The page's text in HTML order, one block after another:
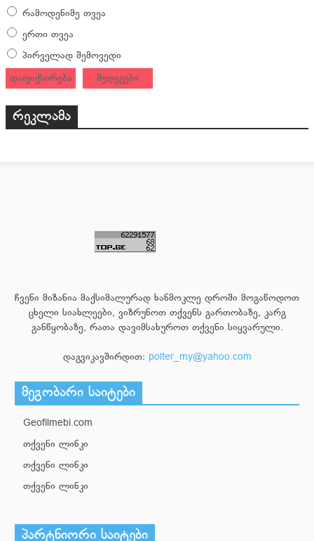
რამოდენიმე თვეა
ერთი თვეა
პირველად შემოვედი
დაფიქსირება
შედეგები
რეკლამა
ჩვენი მიზანია მაქსიმალურად ხანმოკლე დროში მოგაწოდოთ
ცხელი სიახლეები, ვიზრუნოთ თქვენს გართობაზე, კარგ
განწყობაზე, რათა დავიმსახუროთ თქვენი სიყვარული.
დაგვიკავშირდით: polter_my@yahoo.com
მეგობარი საიტები
Geofilmebi.com
თქვენი ლინკი
თქვენი ლინკი
თქვენი ლინკი
პარტნიორი საიტები